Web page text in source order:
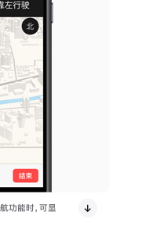
功能时，可显